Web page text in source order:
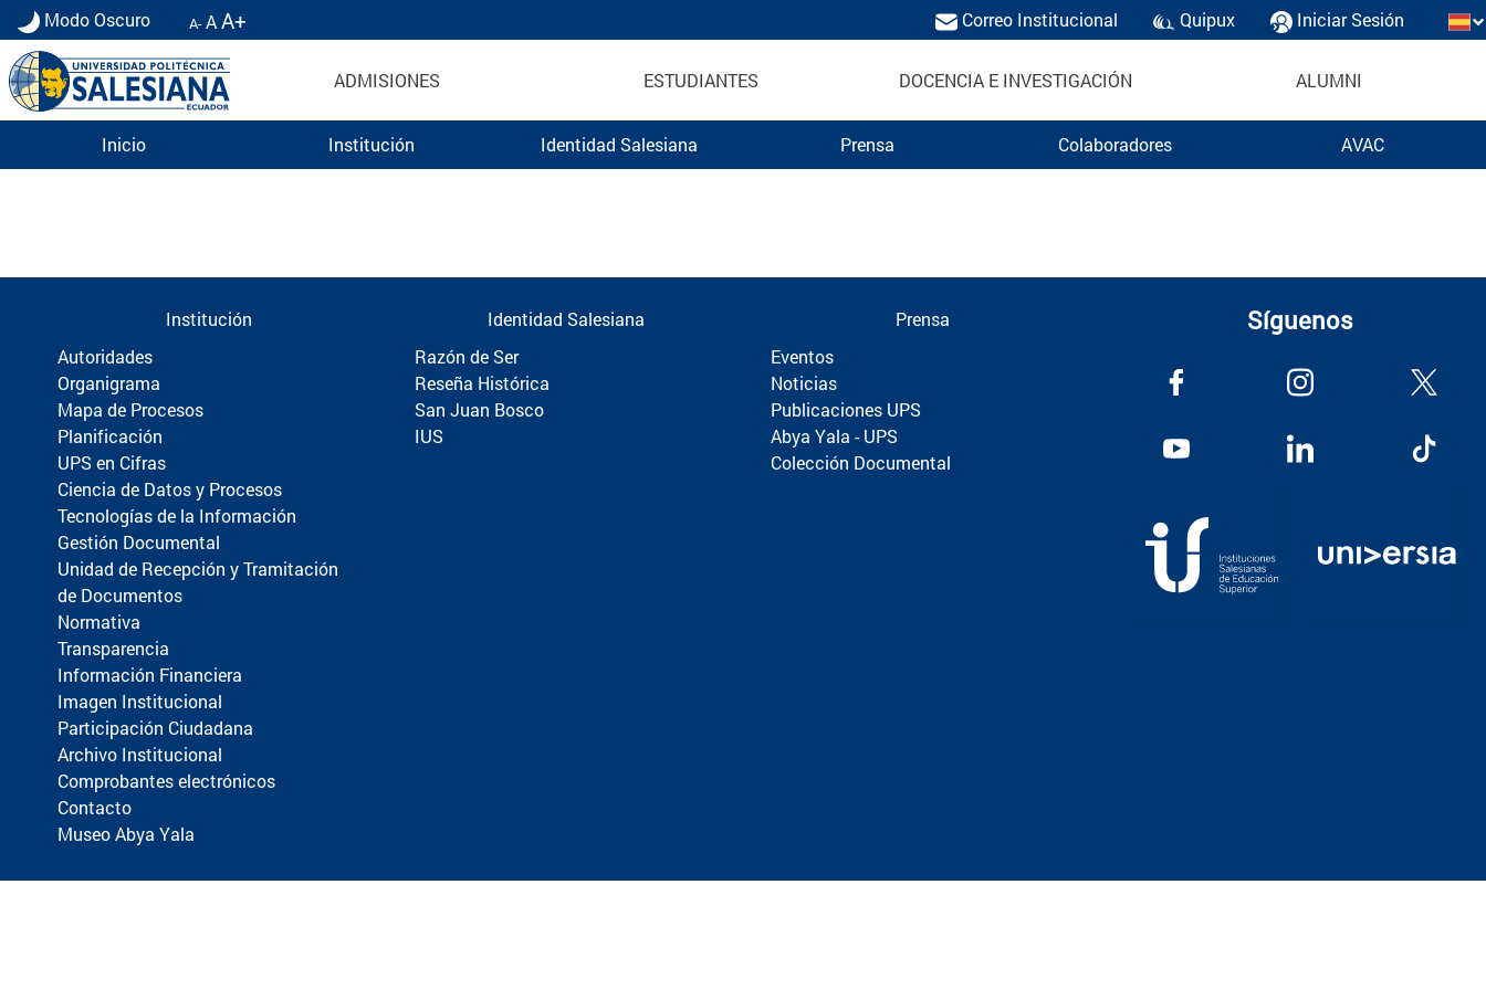
Modo Oscuro A-AA+ Correo Institucional Quipux Iniciar Sesión
ADMISIONES ESTUDIANTES DOCENCIA E INVESTIGACIÓN ALUMNI
Inicio Institución Identidad Salesiana Prensa Colaboradores AVAC
Información para Graduados UPS | Universidad Politécnica
Institución
Autoridades
Organigrama
Mapa de Procesos
Planificación
UPS en Cifras
Ciencia de Datos y Procesos
Tecnologías de la Información
Gestión Documental
Unidad de Recepción y Tramitación
de Documentos
Normativa
Transparencia
Información Financiera
Imagen Institucional
Participación Ciudadana
Archivo Institucional
Comprobantes electrónicos
Contacto
Museo Abya Yala
Identidad Salesiana
Razón de Ser
Reseña Histórica
San Juan Bosco
IUS
Prensa
Eventos
Noticias
Publicaciones UPS
Abya Yala - UPS
Colección Documental
Síguenos